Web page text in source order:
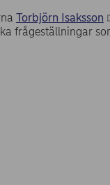
Torbjörn Isaksson
frågeställningar